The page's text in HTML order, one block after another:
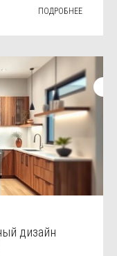
ПОДРОБНЕЕ
дизайн